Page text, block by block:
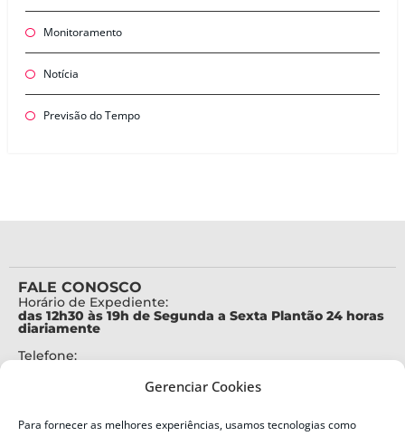
Gerenciar Cookies
Para fornecer as melhores experiências, usamos tecnologias como
Monitoramento
Notícia
Previsão do Tempo
FALE CONOSCO
Horário de Expediente:
das 12h30 às 19h de Segunda a Sexta Plantão 24 horas
diariamente
Telefone: